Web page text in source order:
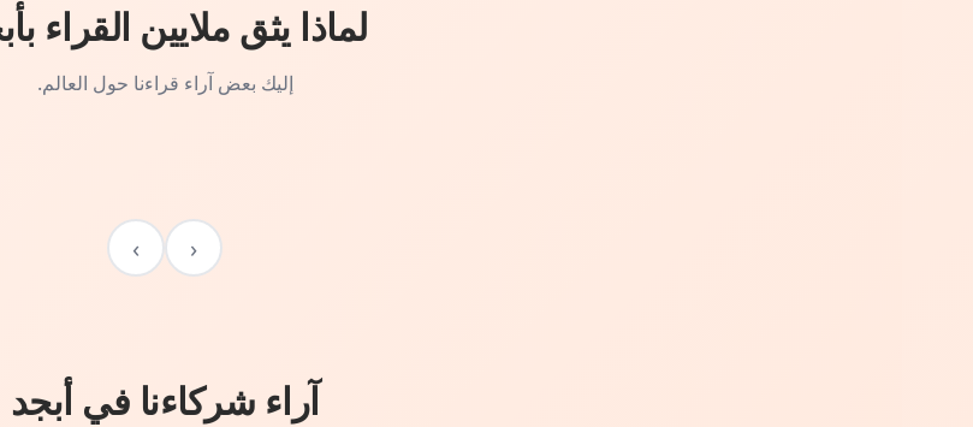
لماذا يثق ملايين القراء
إليك بعض آراء قراءنا حول العالم.
‹
›
آراء شركاءنا في أبجد